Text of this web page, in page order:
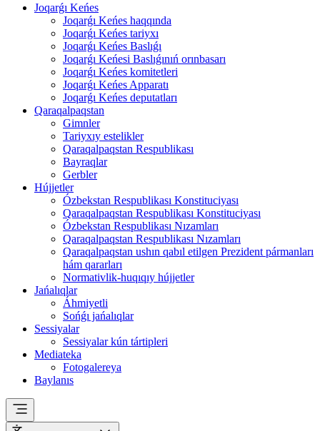
Joqarǵı Keńes
Joqarǵı Keńes haqqında
Joqarǵı Keńes tariyxı
Joqarǵı Keńes Baslıǵı
Joqarǵı Keńesi Baslıǵınıń orınbasarı
Joqarǵı Keńes komitetleri
Joqarǵı Keńes Apparatı
Joqarǵı Keńes deputatları
Qaraqalpaqstan
Gimnler
Tariyxıy estelikler
Qaraqalpaqstan Respublikası
Bayraqlar
Gerbler
Hújjetler
Ózbekstan Respublikası Konstituciyası
Qaraqalpaqstan Respublikası Konstituciyası
Ózbekstan Respublikası Nızamları
Qaraqalpaqstan Respublikası Nızamları
Qaraqalpaqstan ushın qabıl etilgen Prezident pármanları
hám qararları
Normativlik-huqıqıy hújjetler
Jańalıqlar
Áhmiyetli
Sońǵı jańalıqlar
Sessiyalar
Sessiyalar kún tártipleri
Mediateka
Fotogalereya
Baylanıs